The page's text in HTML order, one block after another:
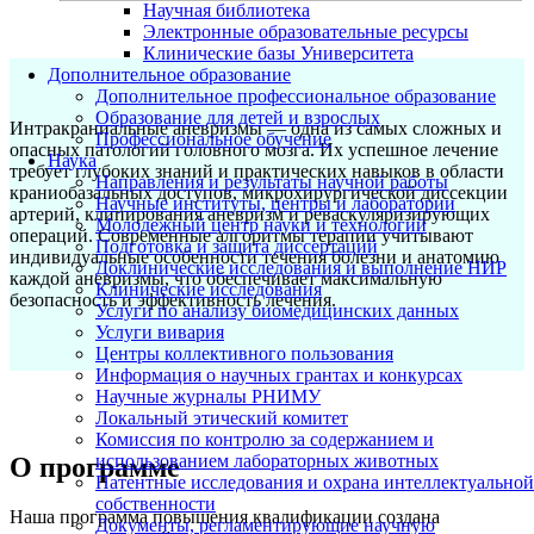
Научная библиотека
Электронные образовательные ресурсы
Клинические базы Университета
Дополнительное образование
Дополнительное профессиональное образование
Образование для детей и взрослых
Профессиональное обучение
Наука
Направления и результаты научной работы
Научные институты, центры и лаборатории
Молодежный центр науки и технологий
Подготовка и защита диссертаций
Доклинические исследования и выполнение НИР
Клинические исследования
Услуги по анализу биомедицинских данных
Услуги вивария
Центры коллективного пользования
Информация о научных грантах и конкурсах
Научные журналы РНИМУ
Локальный этический комитет
Комиссия по контролю за содержанием и
использованием лабораторных животных
Патентные исследования и охрана интеллектуальной
собственности
Документы, регламентирующие научную
Интракраниальные аневризмы — одна из самых сложных и
опасных патологий головного мозга. Их успешное лечение
требует глубоких знаний и практических навыков в области
краниобазальных доступов, микрохирургической диссекции
артерий, клипирования аневризм и реваскуляризирующих
операций. Современные алгоритмы терапии учитывают
индивидуальные особенности течения болезни и анатомию
каждой аневризмы, что обеспечивает максимальную
безопасность и эффективность лечения.
О программе
Наша программа повышения квалификации создана